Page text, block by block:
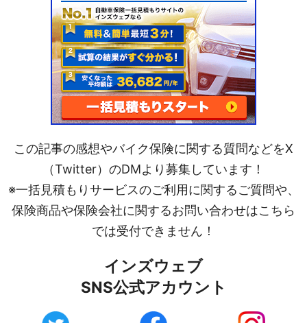
この記事の感想やバイク保険に関する質問などをX
（Twitter）のDMより募集しています！
※一括見積もりサービスのご利用に関するご質問や、
保険商品や保険会社に関するお問い合わせはこちら
では受付できません！
インズウェブ
SNS公式アカウント